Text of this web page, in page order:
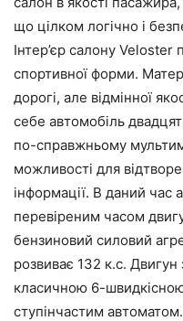
що цілком логічно і
Інтер’єр салону
спортивної форми.
дорогі, але відмінної
себе автомобіль
по-справжньому
можливості для
інформації. В даний час
перевіреним часом
бензиновий силовий
розвиває 132 к.с.
класичною 6-
ступінчастим автоматом.